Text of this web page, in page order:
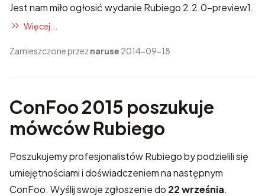
Jest nam miło ogłosić wydanie Rubiego 2.2.0-preview1.
Więcej...
Zamieszczone przez naruse 2014-09-18
ConFoo 2015 poszukuje
mówców Rubiego
Poszukujemy profesjonalistów Rubiego by podzielili się
umiejętnościami i doświadczeniem na następnym
ConFoo. Wyślij swoje zgłoszeniedo 22 września.